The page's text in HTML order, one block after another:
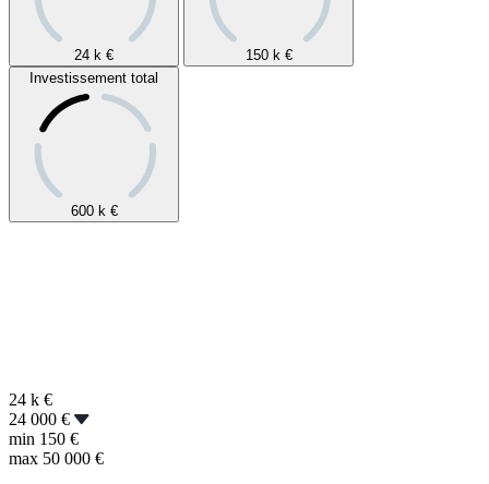
24 k € 150 k €
Investissement total
600 k €
24 k €
24 000 €
min 150 €
max 50 000 €